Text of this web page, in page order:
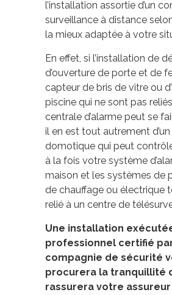
l’installation assortie d’un
surveillance à distance
la mieux adaptée à votre
En effet, si l’installation de
d’ouverture de porte et de
capteur de bris de vitre ou
piscine qui ne sont pas
centrale d’alarme peut se
il en est tout autrement
domotique qui peut
à la fois votre système
maison et les systèmes de
de chauffage ou électrique
relié à un centre de
Une installation
professionnel certifié
compagnie de sécurité
procurera la tranquillité
rassurera votre